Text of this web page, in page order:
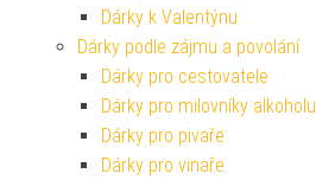
Dárky k Valentýnu
Dárky podle zájmu a povolání
Dárky pro cestovatele
Dárky pro milovníky alkoholu
Dárky pro pivaře
Dárky pro vinaře